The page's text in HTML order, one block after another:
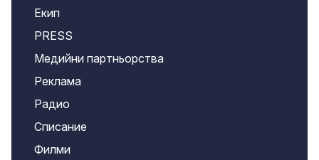
Екип
PRESS
Медийни партньорства
Реклама
Радио
Списание
Филми